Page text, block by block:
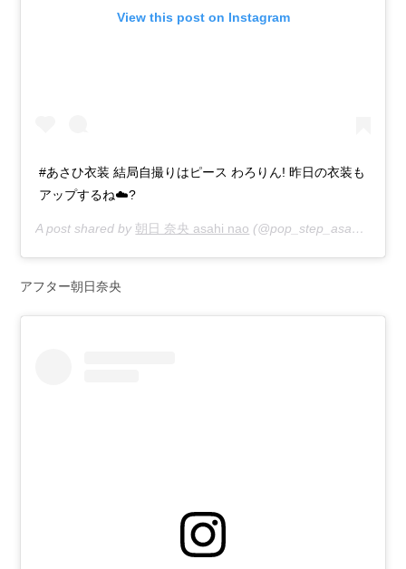
View this post on Instagram
#あさひ衣装 結局自撮りはピース わろりん! 昨日の衣装も
アップするね☁️?
A post shared by朝日 奈央 asahi nao (@pop_step_asahi) on
アフター朝日奈央